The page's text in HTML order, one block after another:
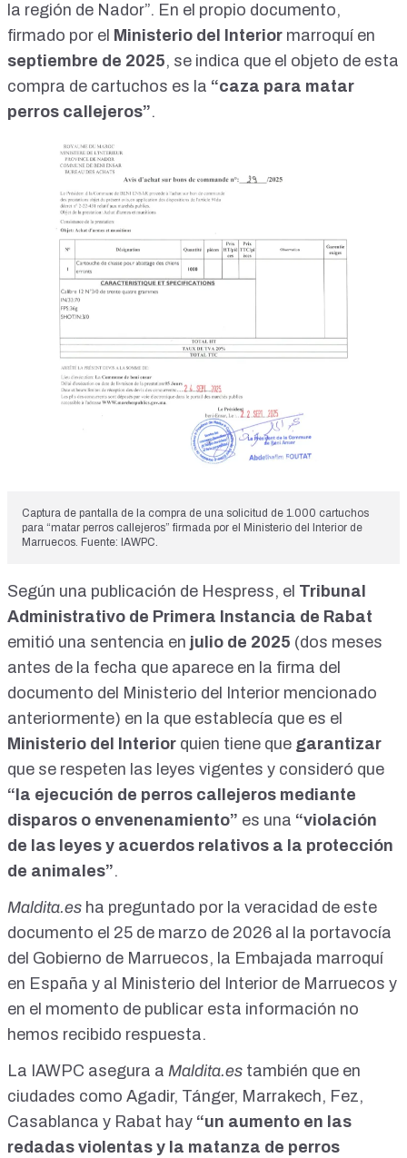
la región de Nador”. En el propio documento,
firmado por el Ministerio del Interior marroquí en
septiembre de 2025, se indica que el objeto de esta
compra de cartuchos es la “caza para matar
perros callejeros”.
Captura de pantalla de la compra de una solicitud de 1.000 cartuchos
para “matar perros callejeros” firmada por el Ministerio del Interior de
Marruecos. Fuente: IAWPC.
Según una publicación de Hespress, el Tribunal
Administrativo de Primera Instancia de Rabat
emitió una sentencia en julio de 2025 (dos meses
antes de la fecha que aparece en la firma del
documento del Ministerio del Interior mencionado
anteriormente) en la que establecía que es el
Ministerio del Interior quien tiene que garantizar
que se respeten las leyes vigentes y consideró que
“la ejecución de perros callejeros mediante
disparos o envenenamiento” es una “violación
de las leyes y acuerdos relativos a la protección
de animales”.
Maldita.es ha preguntado por la veracidad de este
documento el 25 de marzo de 2026 al la portavocía
del Gobierno de Marruecos, la Embajada marroquí
en España y al Ministerio del Interior de Marruecos y
en el momento de publicar esta información no
hemos recibido respuesta.
La IAWPC asegura a Maldita.es también que en
ciudades como Agadir, Tánger, Marrakech, Fez,
Casablanca y Rabat hay “un aumento en las
redadas violentas y la matanza de perros